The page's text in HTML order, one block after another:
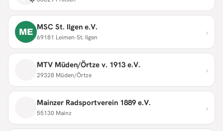
ME MSC St. Ilgen e.V.
69181 Leimen-St. Ilgen ›
MTV Müden/Örtze v. 1913 e.V.
29328 Müden/Örtze ›
Mainzer Radsportverein 1889 e.V.
55130 Mainz ›